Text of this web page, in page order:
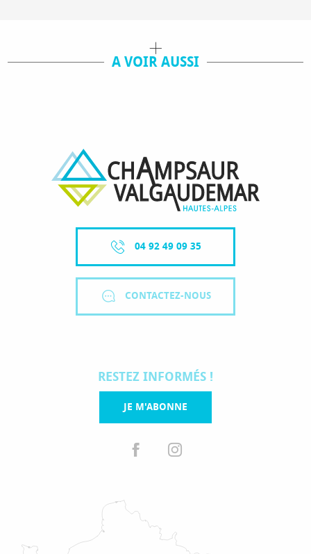
A VOIR AUSSI
04 92 49 09 35
CONTACTEZ-NOUS
RESTEZ INFORMÉS !
JE M'ABONNE